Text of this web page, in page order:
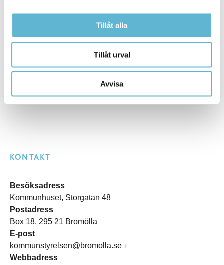
Tillåt alla
Tillåt urval
Avvisa
Sidan senast uppdaterad:den 7 May 2026
KONTAKT
Besöksadress
Kommunhuset, Storgatan 48
Postadress
Box 18, 295 21 Bromölla
E-post
kommunstyrelsen@bromolla.se
Webbadress